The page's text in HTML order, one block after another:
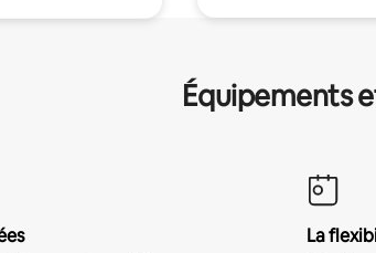
Équipements
La